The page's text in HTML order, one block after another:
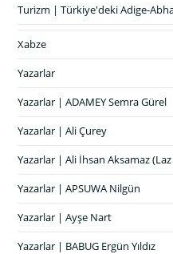
Turizm | Türkiye'deki Adige-
Xabze
Yazarlar
Yazarlar | ADAMEY Semra Gürel
Yazarlar | Ali Çurey
Yazarlar | Ali İhsan Aksamaz
Yazarlar | APSUWA Nilgün
Yazarlar | Ayşe Nart
Yazarlar | BABUG Ergün Yıldız